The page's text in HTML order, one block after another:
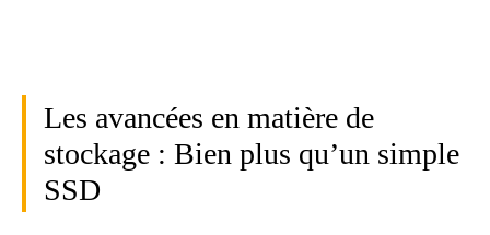
Les avancées en matière de
stockage : Bien plus qu’un simple
SSD